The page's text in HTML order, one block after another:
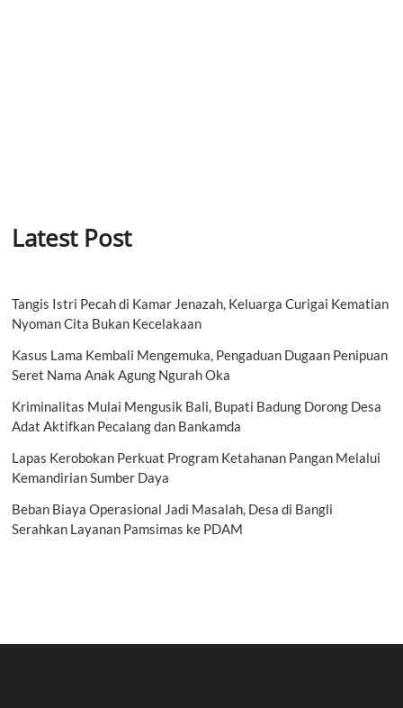
Latest Post
Tangis Istri Pecah di Kamar Jenazah, Keluarga Curigai Kematian
Nyoman Cita Bukan Kecelakaan
Kasus Lama Kembali Mengemuka, Pengaduan Dugaan Penipuan
Seret Nama Anak Agung Ngurah Oka
Kriminalitas Mulai Mengusik Bali, Bupati Badung Dorong Desa
Adat Aktifkan Pecalang dan Bankamda
Lapas Kerobokan Perkuat Program Ketahanan Pangan Melalui
Kemandirian Sumber Daya
Beban Biaya Operasional Jadi Masalah, Desa di Bangli
Serahkan Layanan Pamsimas ke PDAM